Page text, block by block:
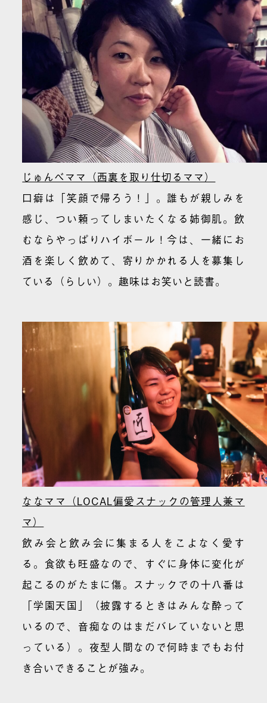
じゅんべママ（西裏を取り仕切るママ）
口癖は「笑顔で帰ろう！」。誰もが親しみを
感じ、つい頼ってしまいたくなる姉御肌。飲
むならやっぱりハイボール！今は、一緒にお
酒を楽しく飲めて、寄りかかれる人を募集し
ている（らしい）。趣味はお笑いと読書。
ななママ（LOCAL偏愛スナックの管理人兼マ
マ）
飲み会と飲み会に集まる人をこよなく愛す
る。食欲も旺盛なので、すぐに身体に変化が
起こるのがたまに傷。スナックでの十八番は
「学園天国」（披露するときはみんな酔って
いるので、音痴なのはまだバレていないと思
っている）。夜型人間なので何時までもお付
き合いできることが強み。